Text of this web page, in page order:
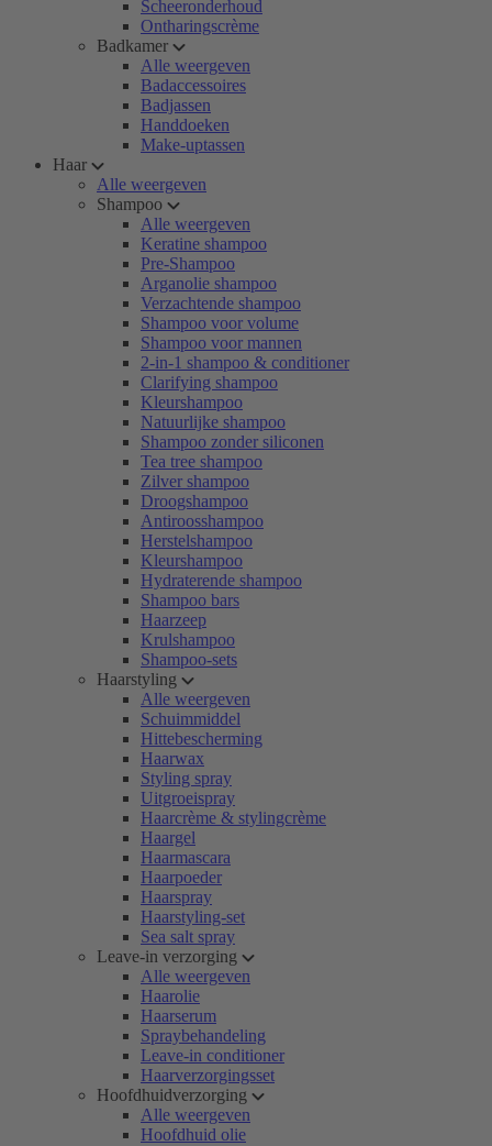
Scheeronderhoud
Ontharingscrème
Badkamer
Alle weergeven
Badaccessoires
Badjassen
Handdoeken
Make-uptassen
Haar
Alle weergeven
Shampoo
Alle weergeven
Keratine shampoo
Pre-Shampoo
Arganolie shampoo
Verzachtende shampoo
Shampoo voor volume
Shampoo voor mannen
2-in-1 shampoo & conditioner
Clarifying shampoo
Kleurshampoo
Natuurlijke shampoo
Shampoo zonder siliconen
Tea tree shampoo
Zilver shampoo
Droogshampoo
Antiroosshampoo
Herstelshampoo
Kleurshampoo
Hydraterende shampoo
Shampoo bars
Haarzeep
Krulshampoo
Shampoo-sets
Haarstyling
Alle weergeven
Schuimmiddel
Hittebescherming
Haarwax
Styling spray
Uitgroeispray
Haarcrème & stylingcrème
Haargel
Haarmascara
Haarpoeder
Haarspray
Haarstyling-set
Sea salt spray
Leave-in verzorging
Alle weergeven
Haarolie
Haarserum
Spraybehandeling
Leave-in conditioner
Haarverzorgingsset
Hoofdhuidverzorging
Alle weergeven
Hoofdhuid olie